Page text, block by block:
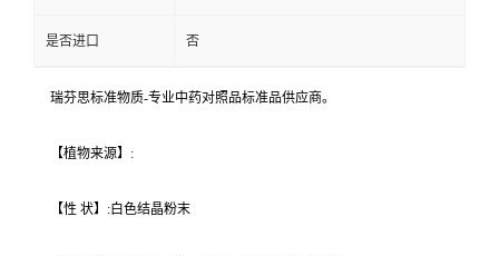
是否进口 否
瑞芬思标准物质-专业中药对照品标准品供应商。
【植物来源】:
【性 状】:白色结晶粉末